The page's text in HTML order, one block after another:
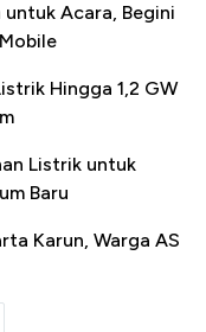
Acara, Begini
Hingga 1,2 GW
Listrik untuk
Baru
Karun, Warga AS